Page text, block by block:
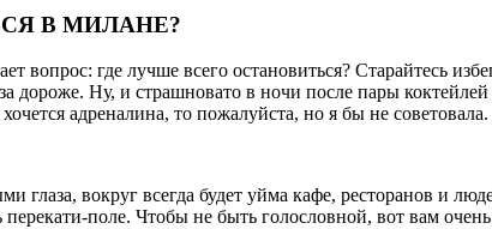
В МИЛАНЕ?
где лучше всего остановиться? Старайтесь
дороже. Ну, и страшновато в ночи после пары
адреналина, то пожалуйста, но я бы не советовала.
глаза, вокруг всегда будет уйма кафе, ресторанов и
поле. Чтобы не быть голословной, вот вам